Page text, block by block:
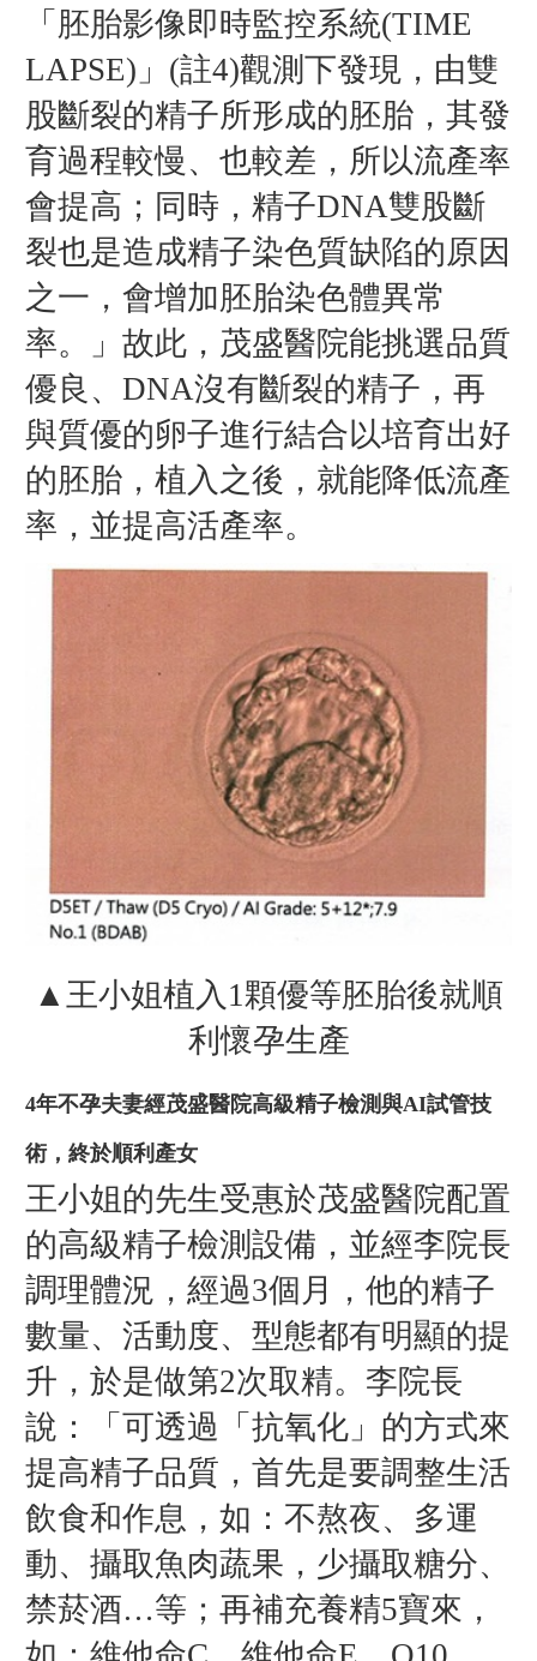
「胚胎影像即時監控系統(TIME
LAPSE)」(註4)觀測下發現，由雙
股斷裂的精子所形成的胚胎，其發
育過程較慢、也較差，所以流產率
會提高；同時，精子DNA雙股斷
裂也是造成精子染色質缺陷的原因
之一，會增加胚胎染色體異常
率。」故此，茂盛醫院能挑選品質
優良、DNA沒有斷裂的精子，再
與質優的卵子進行結合以培育出好
的胚胎，植入之後，就能降低流產
率，並提高活產率。
▲王小姐植入1顆優等胚胎後就順
利懷孕生產
4年不孕夫妻經茂盛醫院高級精子檢測與AI試管技
術，終於順利產女
王小姐的先生受惠於茂盛醫院配置
的高級精子檢測設備，並經李院長
調理體況，經過3個月，他的精子
數量、活動度、型態都有明顯的提
升，於是做第2次取精。李院長
說：「可透過「抗氧化」的方式來
提高精子品質，首先是要調整生活
飲食和作息，如：不熬夜、多運
動、攝取魚肉蔬果，少攝取糖分、
禁菸酒…等；再補充養精5寶來，